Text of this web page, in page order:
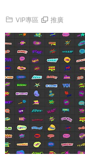
VIP專區 推廣